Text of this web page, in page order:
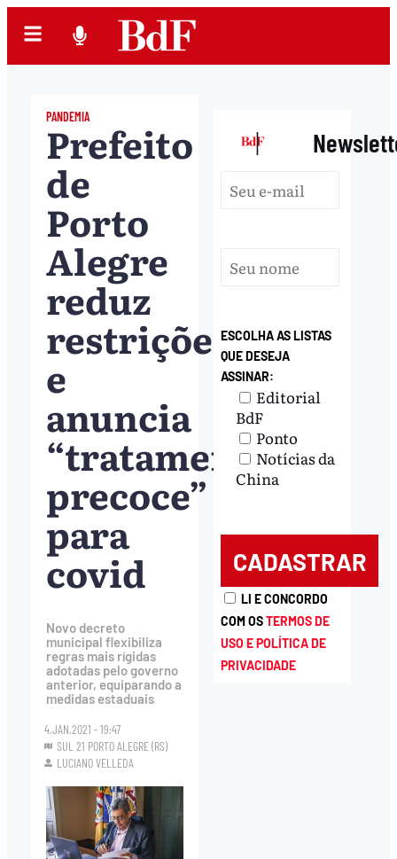
PANDEMIA
Prefeito
de
Porto
Alegre
reduz
restrições
e
anuncia
“tratamento
precoce”
para
covid
Novo decreto
municipal flexibiliza
regras mais rígidas
adotadas pelo governo
anterior, equiparando a
medidas estaduais
4.JAN.2021 - 19:47
SUL 21 PORTO ALEGRE (RS)
LUCIANO VELLEDA
|
ESCOLHA AS LISTAS
QUE DESEJA
ASSINAR:
Editorial
BdF
Ponto
Notícias da
China
LI E CONCORDO
COM OSTERMOS DE
USO E POLÍTICA DE
PRIVACIDADE